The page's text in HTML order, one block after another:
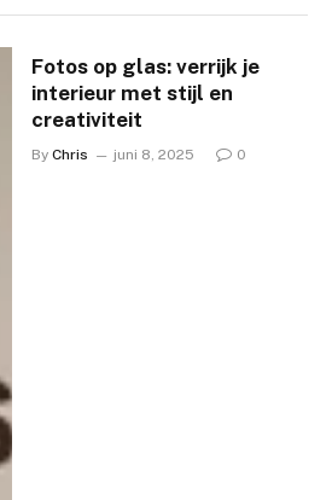
Fotos op glas: verrijk je
interieur met stijl en
creativiteit
By Chris juni 8, 2025 0